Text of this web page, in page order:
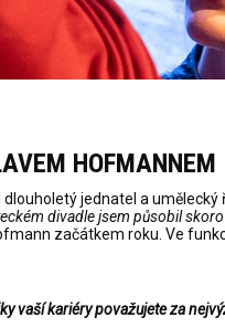
HOFMANNEM
jednatel a umělecký
divadle jsem působil
začátkem roku. Ve
vaší kariéry považujete za